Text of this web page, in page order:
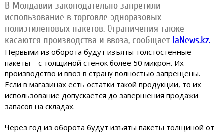
В Молдавии законодательно запретили
использование в торговле одноразовых
полиэтиленовых пакетов. Ограничения также
касаются производства и ввоза, сообщает IaNews.kz.
Первыми из оборота будут изъяты толстостенные
пакеты – с толщиной стенок более 50 микрон. Их
производство и ввоз в страну полностью запрещены.
Если в магазинах есть остатки такой продукции, то их
использование допускается до завершения продажи
запасов на складах.
Через год из оборота будут изъяты пакеты толщиной от